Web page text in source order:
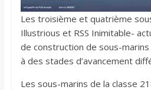
Les troisième et quatrième
Illustrious et RSS Inimitable-
de construction de sous-
à des stades d’avancement
Les sous-marins de la classe